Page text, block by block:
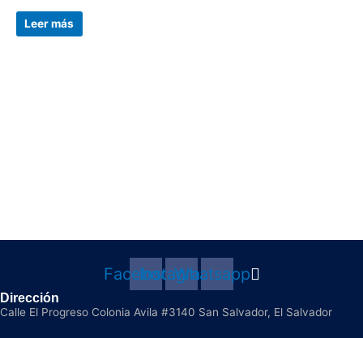
Leer más
Facebook
Instagram
Whatsapp
Dirección
Calle El Progreso Colonia Avila #3140 San Salvador, El Salvador